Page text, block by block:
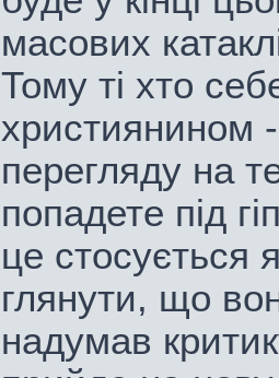
масових
Тому ті хто
християнином
перегляду на
попадете під
це стосується
глянути, що
надумав